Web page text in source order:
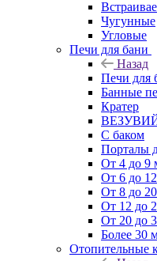
Чугунные
Угловые
Печи для бани
Назад
Печи для
Банные
Кратер
ВЕЗУВИЙ
С баком
Порталы
От 4 до 9
От 6 до
От 8 до
От 12 до
От 20 до
Более 30
Отопительные